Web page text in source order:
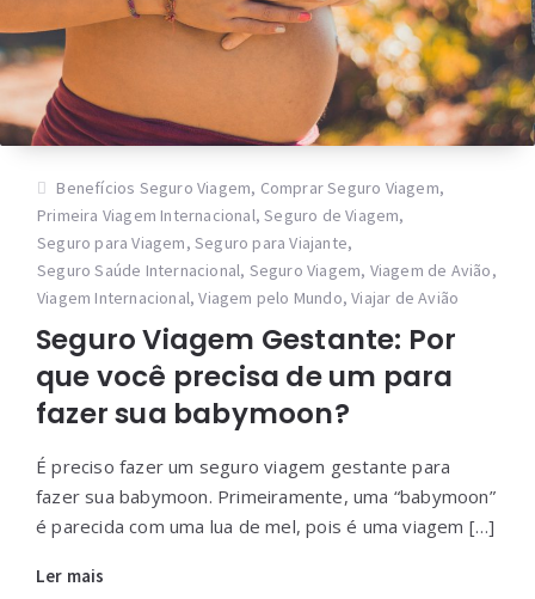
Benefícios Seguro Viagem, Comprar Seguro Viagem,
Primeira Viagem Internacional,Seguro de Viagem,
Seguro para Viagem,Seguro para Viajante,
Seguro Saúde Internacional, Seguro Viagem, Viagem de Avião,
Viagem Internacional,Viagem pelo Mundo,Viajar de Avião
Seguro Viagem Gestante: Por
que você precisa de um para
fazer sua babymoon?
É preciso fazer um seguro viagem gestante para
fazer sua babymoon. Primeiramente, uma “babymoon”
é parecida com uma lua de mel, pois é uma viagem […]
Ler mais